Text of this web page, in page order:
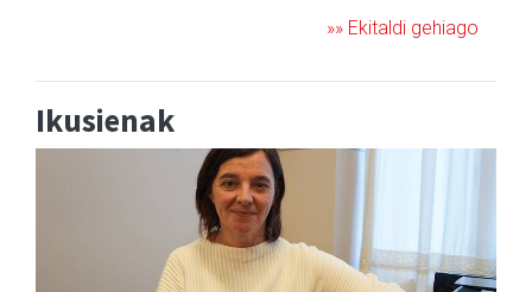
»» Ekitaldi gehiago
Ikusienak